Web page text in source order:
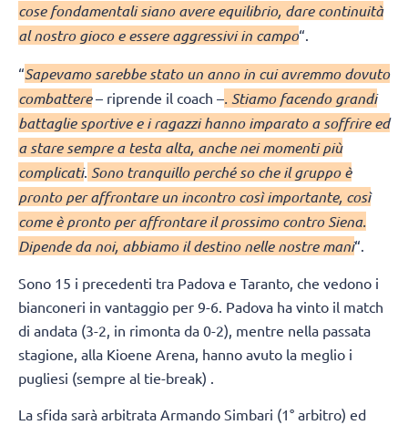
cose fondamentali siano avere equilibrio, dare continuità
al nostro gioco e essere aggressivi in campo“.
“Sapevamo sarebbe stato un anno in cui avremmo dovuto
combattere– riprende il coach –. Stiamo facendo grandi
battaglie sportive e i ragazzi hanno imparato a soffrire ed
a stare sempre a testa alta, anche nei momenti più
complicati. Sono tranquillo perché so che il gruppo è
pronto per affrontare un incontro così importante, così
come è pronto per affrontare il prossimo contro Siena.
Dipende da noi, abbiamo il destino nelle nostre mani“.
Sono 15 i precedenti tra Padova e Taranto, che vedono i
bianconeri in vantaggio per 9-6. Padova ha vinto il match
di andata (3-2, in rimonta da 0-2), mentre nella passata
stagione, alla Kioene Arena, hanno avuto la meglio i
pugliesi (sempre al tie-break) .
La sfida sarà arbitrata Armando Simbari (1° arbitro) ed